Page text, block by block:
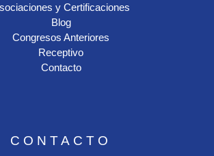
y Certificaciones
Blog
Congresos Anteriores
Receptivo
Contacto
CONTACTO